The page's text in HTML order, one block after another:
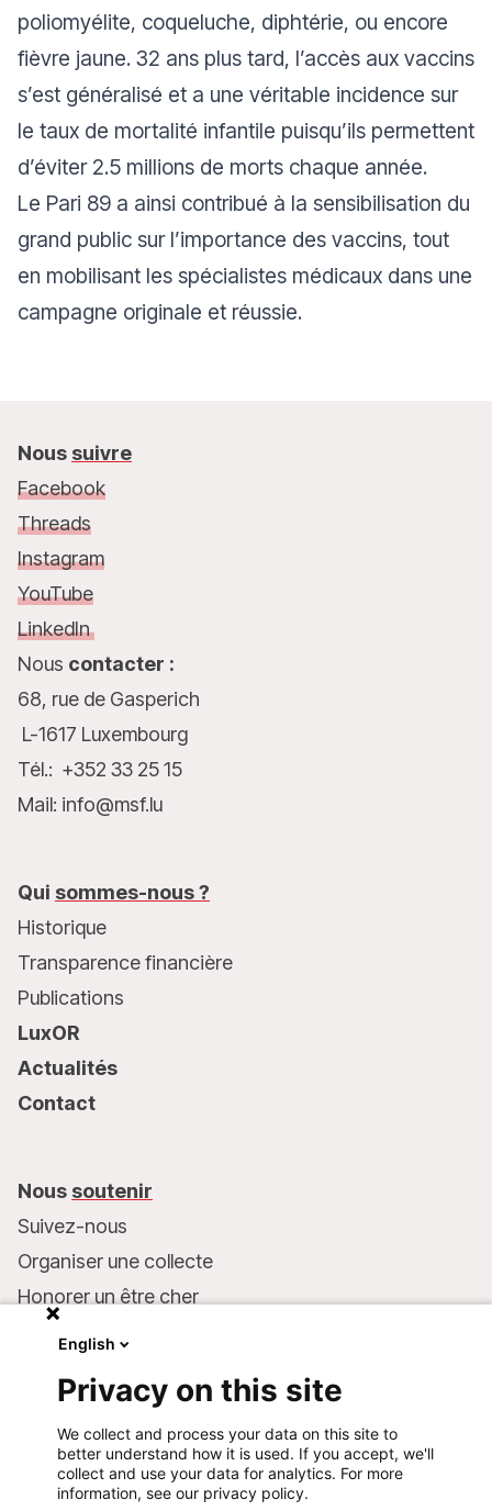
poliomyélite, coqueluche, diphtérie, ou encore
fièvre jaune. 32 ans plus tard, l’accès aux vaccins
s’est généralisé et a une véritable incidence sur
le taux de mortalité infantile puisqu’ils permettent
d’éviter 2.5 millions de morts chaque année.
Le Pari 89 a ainsi contribué à la sensibilisation du
grand public sur l’importance des vaccins, tout
en mobilisant les spécialistes médicaux dans une
campagne originale et réussie.
Nous suivre
Facebook
Threads
Instagram
YouTube
LinkedIn
Nous contacter :
68, rue de Gasperich
L-1617 Luxembourg
Tél.: +352 33 25 15
Mail: info@msf.lu
Qui sommes-nous ?
Historique
Transparence financière
Publications
LuxOR
Actualités
Contact
Nous soutenir
Suivez-nous
Organiser une collecte
Honorer un être cher
Faire un don
Coordonnées bancaires :
LU75 1111 0000 4848 0000
English
Privacy on this site
We collect and process your data on this site to
better understand how it is used. If you accept, we'll
collect and use your data for analytics. For more
information, see our privacy policy.